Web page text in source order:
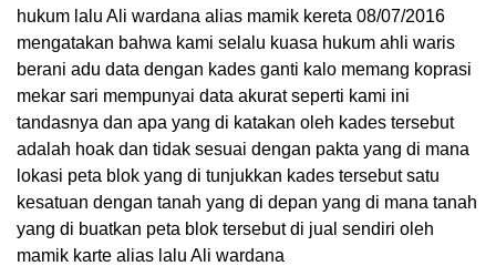
hukum lalu Ali wardana alias mamik kereta 08/07/2016
mengatakan bahwa kami selalu kuasa hukum ahli waris
berani adu data dengan kades ganti kalo memang koprasi
mekar sari mempunyai data akurat seperti kami ini
tandasnya dan apa yang di katakan oleh kades tersebut
adalah hoak dan tidak sesuai dengan pakta yang di mana
lokasi peta blok yang di tunjukkan kades tersebut satu
kesatuan dengan tanah yang di depan yang di mana tanah
yang di buatkan peta blok tersebut di jual sendiri oleh
mamik karte alias lalu Ali wardana